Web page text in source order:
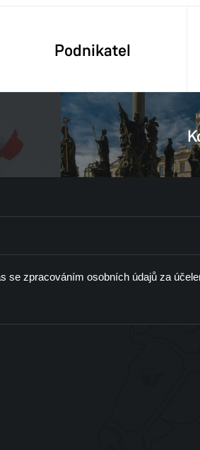
Podnikatel
se zpracováním osobních údajů za